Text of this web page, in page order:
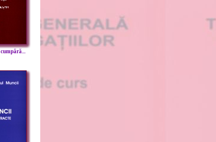
cumpără...